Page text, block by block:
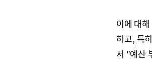
이에 대
하고, 특
서 "예산